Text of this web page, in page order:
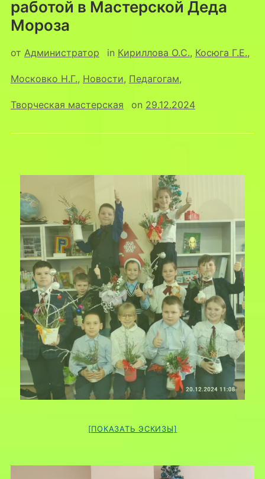
работой в Мастерской Деда
Мороза
от Администратор in Кириллова О.С., Косюга Г.Е.,
Московко Н.Г., Новости, Педагогам,
Творческая мастерская on 29.12.2024
[ПОКАЗАТЬ ЭСКИЗЫ]